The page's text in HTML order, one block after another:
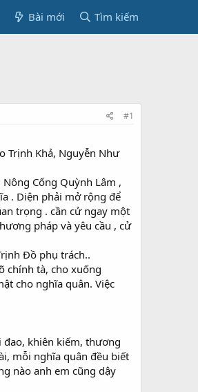
Bài mới Tìm kiếm
#1
Trịnh Khả, Nguyễn Như
Cống Quỳnh Lâm ,
. Diện phải mở rộng để
trọng . cần cử ngay một
pháp và yêu cầu , cử
Đồ phụ trách..
chính tà, cho xuống
cho nghĩa quân. Việc
khiên kiếm, thương
mỗi nghĩa quân đều biết
nào anh em cũng dậy